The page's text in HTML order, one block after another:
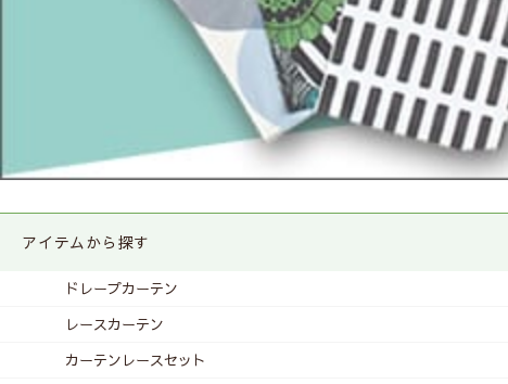
アイテムから探す
ドレープカーテン
レースカーテン
カーテンレースセット